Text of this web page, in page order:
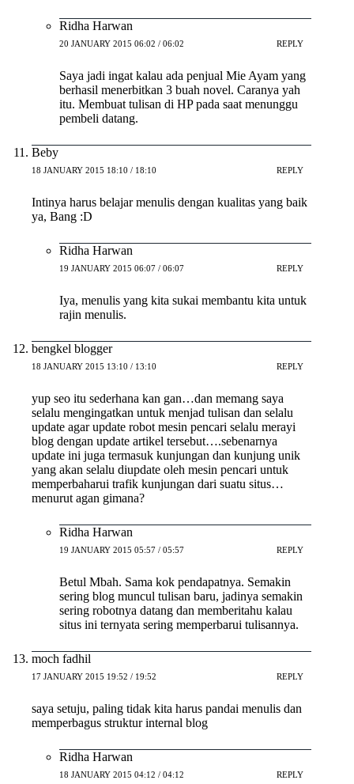
Ridha Harwan
20 JANUARY 2015 06:02 / 06:02 REPLY
Saya jadi ingat kalau ada penjual Mie Ayam yang
berhasil menerbitkan 3 buah novel. Caranya yah
itu. Membuat tulisan di HP pada saat menunggu
pembeli datang.
Beby
18 JANUARY 2015 18:10 / 18:10 REPLY
Intinya harus belajar menulis dengan kualitas yang baik
ya, Bang :D
Ridha Harwan
19 JANUARY 2015 06:07 / 06:07 REPLY
Iya, menulis yang kita sukai membantu kita untuk
rajin menulis.
bengkel blogger
18 JANUARY 2015 13:10 / 13:10 REPLY
yup seo itu sederhana kan gan…dan memang saya
selalu mengingatkan untuk menjad tulisan dan selalu
update agar update robot mesin pencari selalu merayi
blog dengan update artikel tersebut….sebenarnya
update ini juga termasuk kunjungan dan kunjung unik
yang akan selalu diupdate oleh mesin pencari untuk
memperbaharui trafik kunjungan dari suatu situs…
menurut agan gimana?
Ridha Harwan
19 JANUARY 2015 05:57 / 05:57 REPLY
Betul Mbah. Sama kok pendapatnya. Semakin
sering blog muncul tulisan baru, jadinya semakin
sering robotnya datang dan memberitahu kalau
situs ini ternyata sering memperbarui tulisannya.
moch fadhil
17 JANUARY 2015 19:52 / 19:52 REPLY
saya setuju, paling tidak kita harus pandai menulis dan
memperbagus struktur internal blog
Ridha Harwan
18 JANUARY 2015 04:12 / 04:12 REPLY